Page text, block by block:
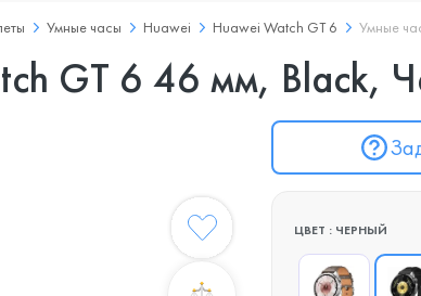
Умные часы Huawei Huawei Watch GT 6 Умные
GT 6 46 мм, Black,
ЦВЕТ : ЧЕРНЫЙ